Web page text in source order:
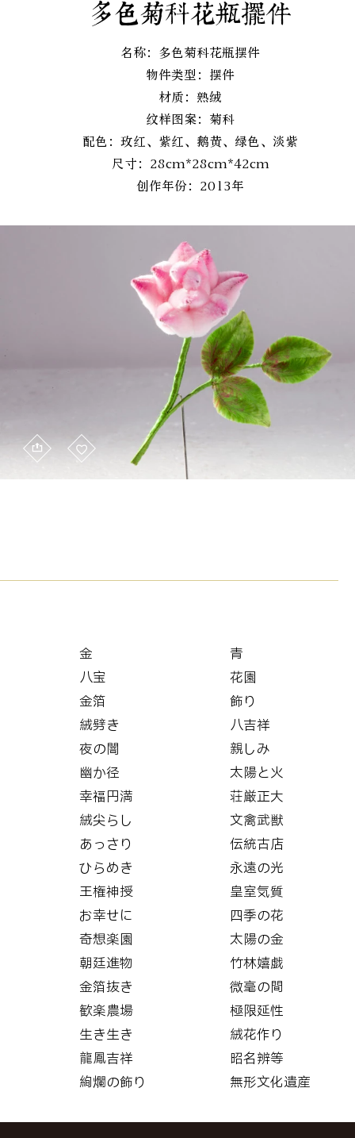
多色菊科花瓶摆件
名称：多色菊科花瓶摆件
物件类型：摆件
材质：熟绒
纹样图案：菊科
配色：玫红、紫红、鹅黄、绿色、淡紫
尺寸：28cm*28cm*42cm
创作年份：2013年
金
青
八宝
花園
金箔
飾り
絨劈き
八吉祥
夜の闇
親しみ
幽か径
太陽と火
幸福円満
荘厳正大
絨尖らし
文禽武獣
あっさり
伝統古店
ひらめき
永遠の光
王権神授
皇室気質
お幸せに
四季の花
奇想楽園
太陽の金
朝廷進物
竹林嬉戯
金箔抜き
微毫の間
歓楽農場
極限延性
生き生き
絨花作り
龍鳳吉祥
昭名辨等
絢爛の飾り
無形文化遺産